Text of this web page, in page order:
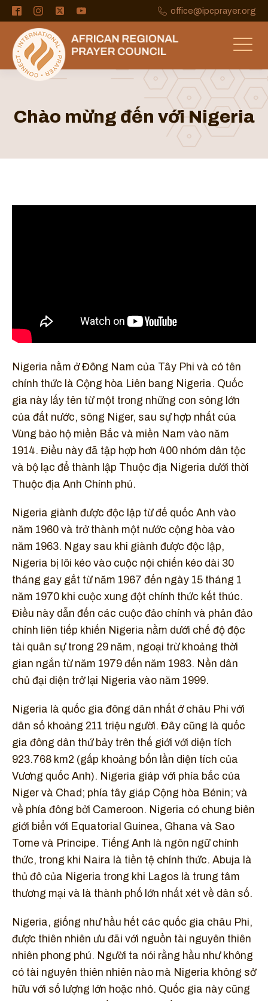
office@ipcprayer.org
Chào mừng đến với Nigeria
Nigeria nằm ở Đông Nam của Tây Phi và có tên
chính thức là Cộng hòa Liên bang Nigeria. Quốc
gia này lấy tên từ một trong những con sông lớn
của đất nước, sông Niger, sau sự hợp nhất của
Vùng bảo hộ miền Bắc và miền Nam vào năm
1914. Điều này đã tập hợp hơn 400 nhóm dân tộc
và bộ lạc để thành lập Thuộc địa Nigeria dưới thời
Thuộc địa Anh Chính phủ.
Nigeria giành được độc lập từ đế quốc Anh vào
năm 1960 và trở thành một nước cộng hòa vào
năm 1963. Ngay sau khi giành được độc lập,
Nigeria bị lôi kéo vào cuộc nội chiến kéo dài 30
tháng gay gắt từ năm 1967 đến ngày 15 tháng 1
năm 1970 khi cuộc xung đột chính thức kết thúc.
Điều này dẫn đến các cuộc đảo chính và phản đảo
chính liên tiếp khiến Nigeria nằm dưới chế độ độc
tài quân sự trong 29 năm, ngoại trừ khoảng thời
gian ngắn từ năm 1979 đến năm 1983. Nền dân
chủ đại diện trở lại Nigeria vào năm 1999.
Nigeria là quốc gia đông dân nhất ở châu Phi với
dân số khoảng 211 triệu người. Đây cũng là quốc
gia đông dân thứ bảy trên thế giới với diện tích
923.768 km2 (gấp khoảng bốn lần diện tích của
Vương quốc Anh). Nigeria giáp với phía bắc của
Niger và Chad; phía tây giáp Cộng hòa Bénin; và
về phía đông bởi Cameroon. Nigeria có chung biên
giới biển với Equatorial Guinea, Ghana và Sao
Tome và Principe. Tiếng Anh là ngôn ngữ chính
thức, trong khi Naira là tiền tệ chính thức. Abuja là
thủ đô của Nigeria trong khi Lagos là trung tâm
thương mại và là thành phố lớn nhất xét về dân số.
Nigeria, giống như hầu hết các quốc gia châu Phi,
được thiên nhiên ưu đãi với nguồn tài nguyên thiên
nhiên phong phú. Người ta nói rằng hầu như không
có tài nguyên thiên nhiên nào mà Nigeria không sở
hữu với số lượng lớn hoặc nhỏ. Quốc gia này cũng